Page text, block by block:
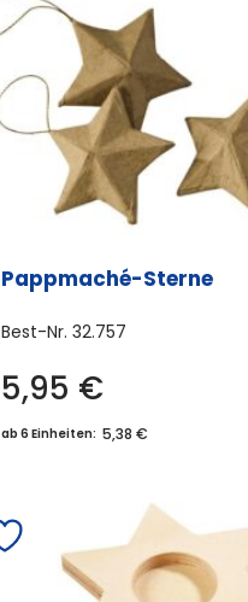
Pappmaché-Sterne
Best-Nr. 32.757
5,95 €
ab 6 Einheiten: 5,38 €